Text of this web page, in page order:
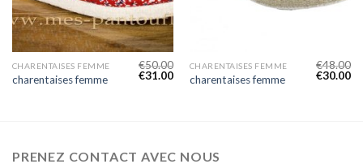
CHARENTAISES FEMME
charentaises femme
€50.00
€31.00
CHARENTAISES FEMME
charentaises femme
€48.00
€30.00
PRENEZ CONTACT AVEC NOUS